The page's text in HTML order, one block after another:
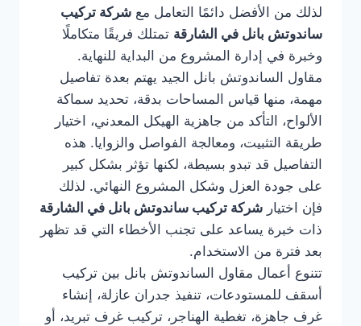
لذلك من الأفضل دائمًا التعامل مع شركة تركيب
ساندوتش بانل في الشارقة تمتلك فريقًا متكاملًا
وخبرة في إدارة المشروع من البداية للنهاية.
مقاول الساندوتش بانل الجيد يهتم بعدة تفاصيل
مهمة، منها قياس المساحات بدقة، تحديد سماكة
الألواح، التأكد من جاهزية الهيكل المعدني، اختيار
طريقة التثبيت، ومعالجة الفواصل والزوايا. هذه
التفاصيل قد تبدو بسيطة، لكنها تؤثر بشكل كبير
على جودة العزل وشكل المشروع النهائي. لذلك
فإن اختيار شركة تركيب ساندوتش بانل في الشارقة
ذات خبرة يساعد على تجنب الأخطاء التي قد تظهر
بعد فترة من الاستخدام.
تتنوع أعمال مقاول الساندوتش بانل بين تركيب
أسقف للمستودعات، تنفيذ جدران عازلة، إنشاء
غرف جاهزة، تغطية الهناجر، تركيب غرف تبريد، أو